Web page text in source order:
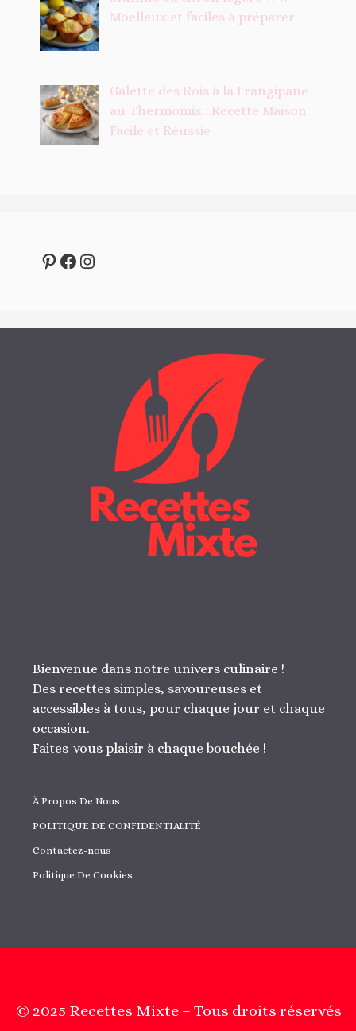
Moelleux et faciles à préparer
Galette des Rois à la Frangipane
au Thermomix : Recette Maison
Facile et Réussie
Pinterest
Facebook
Instagram
Bienvenue dans notre univers culinaire !
Des recettes simples, savoureuses et
accessibles à tous, pour chaque jour et chaque
occasion.
Faites-vous plaisir à chaque bouchée !
À Propos De Nous
POLITIQUE DE CONFIDENTIALITÉ
Contactez-nous
Politique De Cookies
© 2025 Recettes Mixte – Tous droits réservés